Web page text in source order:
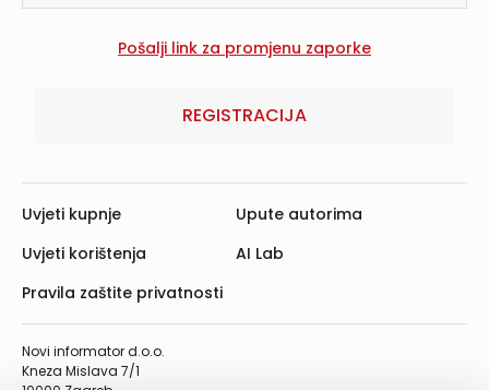
REGISTRACIJA
Novi informator d.o.o.
Kneza Mislava 7/1
Uvjeti kupnje
Uvjeti korištenja
Pravila zaštite privatnosti
Upute autorima
AI Lab